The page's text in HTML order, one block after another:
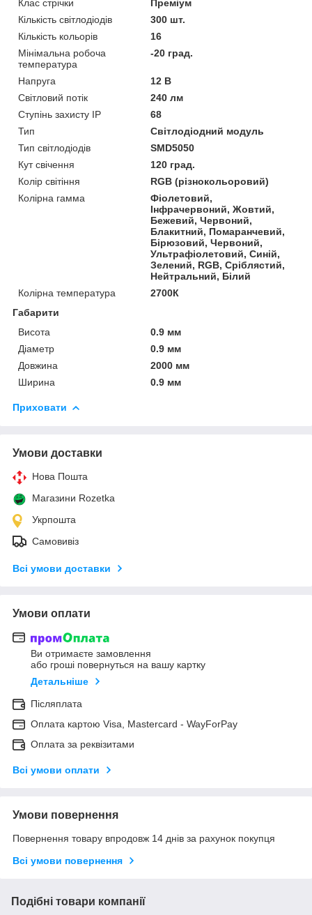
Клас стрічки
Преміум
Кількість світлодіодів
300 шт.
Кількість кольорів
16
Мінімальна робоча
температура
-20 град.
Напруга
12 В
Світловий потік
240 лм
Ступінь захисту IP
68
Тип
Світлодіодний модуль
Тип світлодіодів
SMD5050
Кут свічення
120 град.
Колір світіння
RGB (різнокольоровий)
Колірна гамма
Фіолетовий,
Інфрачервоний, Жовтий,
Бежевий, Червоний,
Блакитний, Помаранчевий,
Бірюзовий, Червоний,
Ультрафіолетовий, Синій,
Зелений, RGB, Сріблястий,
Нейтральний, Білий
Колірна температура
2700К
Габарити
Висота
0.9 мм
Діаметр
0.9 мм
Довжина
2000 мм
Ширина
0.9 мм
Приховати
Умови доставки
Нова Пошта
Магазини Rozetka
Укрпошта
Самовивіз
Всі умови доставки
Умови оплати
Ви отримаєте замовлення
або гроші повернуться на вашу картку
Детальніше
Післяплата
Оплата картою Visa, Mastercard - WayForPay
Оплата за реквізитами
Всі умови оплати
Умови повернення
Повернення товару впродовж 14 днів за рахунок покупця
Всі умови повернення
Подібні товари компанії